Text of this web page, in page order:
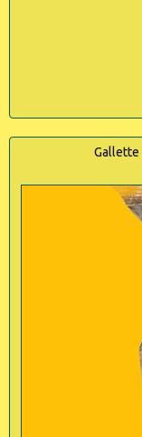
Gallette